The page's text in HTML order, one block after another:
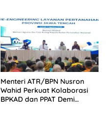
Menteri ATR/BPN Nusron
Wahid Perkuat Kolaborasi
BPKAD dan PPAT Demi